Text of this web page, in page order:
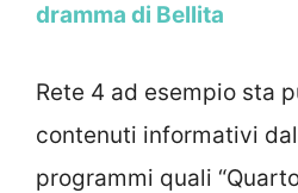
dramma di Bellita
Rete 4 ad esempio sta
contenuti informativi
programmi quali